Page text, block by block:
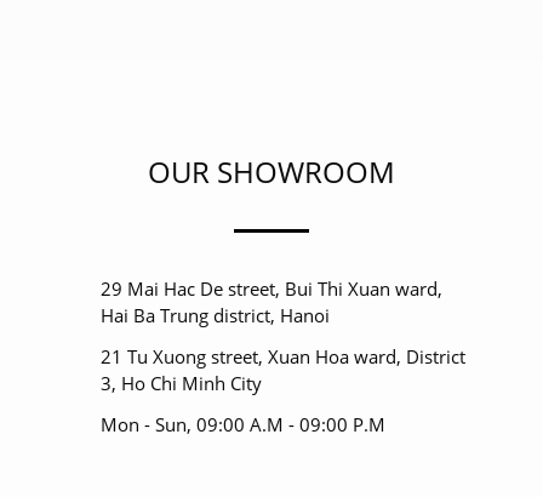
OUR SHOWROOM
29 Mai Hac De street, Bui Thi Xuan ward,
Hai Ba Trung district, Hanoi
21 Tu Xuong street, Xuan Hoa ward, District
3, Ho Chi Minh City
Mon - Sun, 09:00 A.M - 09:00 P.M